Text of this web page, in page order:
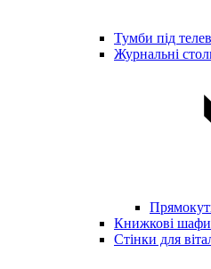
Тумби під
Журнальні
Книжкові шафи
Стінки для